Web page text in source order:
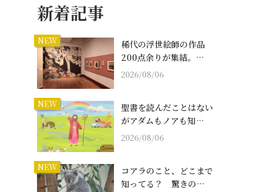
新着記事
NEW
稀代の浮世絵師の作品
200点余りが集結。…
2026/08/06
NEW
聖書を読んだことはない
がアダムもノアも知…
2026/08/06
NEW
コアラのこと、どこまで
知ってる？ 驚きの…